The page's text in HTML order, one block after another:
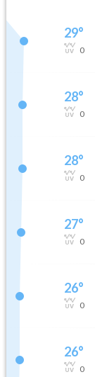
29°
0
28°
0
28°
0
27°
0
26°
0
26°
0